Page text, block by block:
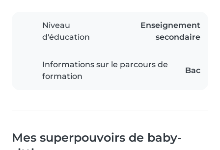
Niveau
d'éducation
Enseignement
secondaire
Informations sur le parcours de
formation
Bac
Mes superpouvoirs de baby-